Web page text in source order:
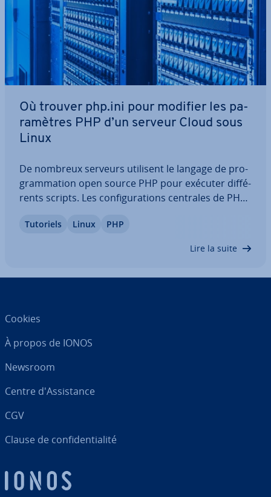
Où trouver php.ini pour modifier les pa­
ra­mètres PHP d’un serveur Cloud sous
Linux
De nombreux serveurs utilisent le langage de pro­
gram­ma­tion open source PHP pour exécuter dif­fé­
rents scripts. Les con­fi­gu­ra­tions centrales de PHP
Linux, c’est aussi par ce biais qu’il est possible de
Tutoriels Linux PHP
Lire la suite
Cookies
À propos de IONOS
Newsroom
Centre d'As­sis­tance
CGV
Clause de con­fi­den­tia­lité